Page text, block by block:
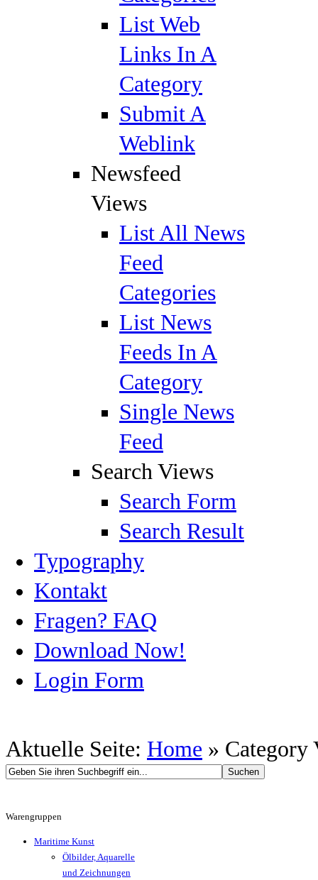
List Web
Links In A
Category
Submit A
Weblink
Newsfeed
Views
List All News
Feed
Categories
List News
Feeds In A
Category
Single News
Feed
Search Views
Search Form
Search Result
Typography
Kontakt
Fragen? FAQ
Download Now!
Login Form
Aktuelle Seite: Home » Category
Warengruppen
Maritime Kunst
Ölbilder, Aquarelle
und Zeichnungen